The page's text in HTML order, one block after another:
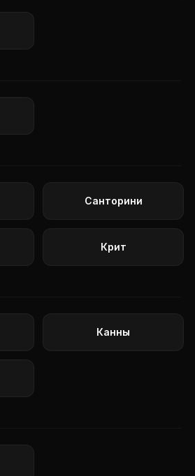
Санторини
Крит
Канны